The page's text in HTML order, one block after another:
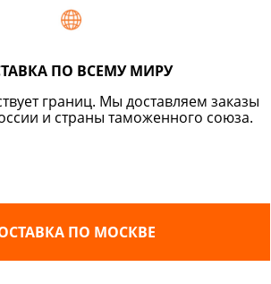
ПО ВСЕМУ МИРУ
границ. Мы доставляем заказы
и страны таможенного союза.
ПО МОСКВЕ